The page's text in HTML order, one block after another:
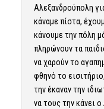
Αλεξανδρούπολη
κάναμε πίστα,
κάνουμε την πόλη
πληρώνουν τα
να χαρούν το
φθηνό το
την έκαναν την
να τους την κάνει